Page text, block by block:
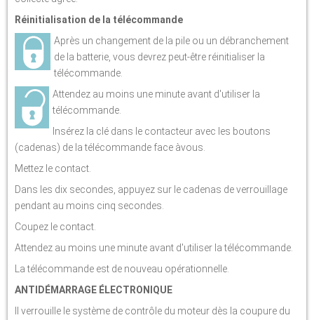
Réinitialisation de la télécommande
Après un changement de la pile ou un débranchement
de la batterie, vous devrez peut-être réinitialiser la
télécommande.
Attendez au moins une minute avant d'utiliser la
télécommande.
Insérez la clé dans le contacteur avec les boutons
(cadenas) de la télécommande face àvous.
Mettez le contact.
Dans les dix secondes, appuyez sur le cadenas de verrouillage
pendant au moins cinq secondes.
Coupez le contact.
Attendez au moins une minute avant d'utiliser la télécommande.
La télécommande est de nouveau opérationnelle.
ANTIDÉMARRAGE ÉLECTRONIQUE
Il verrouille le système de contrôle du moteur dès la coupure du